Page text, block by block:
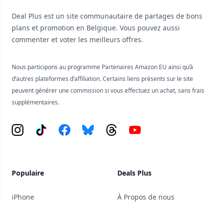
Deal Plus est un site communautaire de partages de bons
plans et promotion en Belgique. Vous pouvez aussi
commenter et voter les meilleurs offres.
Nous participons au programme Partenaires Amazon EU ainsi qu’à
d’autres plateformes d’affiliation. Certains liens présents sur le site
peuvent générer une commission si vous effectuez un achat, sans frais
supplémentaires.
Instagram
Tiktok FacebookBlueskyThreadsYouTube
Populaire
iPhone
Deals Plus
À Propos de nous